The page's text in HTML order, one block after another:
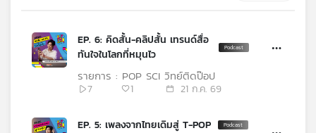
เพลง
EP. 6: คิดสั้น-คลิปสั้น เทรนด์สื่อ
ทันใจในโลกที่หมุนไว
7 1 21 ก.ค. 69
รายการ : POP SCI วิทย์ติดป๊อป
EP. 5: เพลงจากไทยเดิมสู่ T-POP